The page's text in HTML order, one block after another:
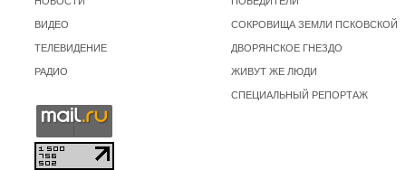
ВИДЕО
ТЕЛЕВИДЕНИЕ
РАДИО
СОКРОВИЩА ЗЕМЛИ ПСКОВСКОЙ
ДВОРЯНСКОЕ ГНЕЗДО
ЖИВУТ ЖЕ ЛЮДИ
СПЕЦИАЛЬНЫЙ РЕПОРТАЖ